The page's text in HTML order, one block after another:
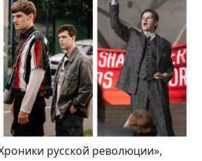
русской революции»,